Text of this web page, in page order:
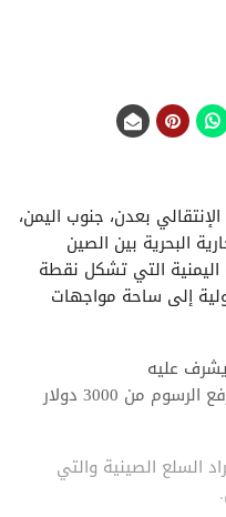
بعدن، جنوب اليمن،
البحرية بين الصين
التي تشكل نقطة
إلى ساحة مواجهات
عليه
الإماراتيون أفادت بأن المجلس أقر رفع الرسوم من 3000 دولار
السلع الصينية والتي